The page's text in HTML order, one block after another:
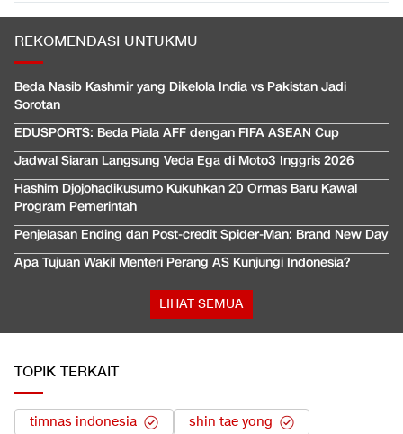
REKOMENDASI UNTUKMU
Beda Nasib Kashmir yang Dikelola India vs Pakistan Jadi
Sorotan
EDUSPORTS: Beda Piala AFF dengan FIFA ASEAN Cup
Jadwal Siaran Langsung Veda Ega di Moto3 Inggris 2026
Hashim Djojohadikusumo Kukuhkan 20 Ormas Baru Kawal
Program Pemerintah
Penjelasan Ending dan Post-credit Spider-Man: Brand New Day
Apa Tujuan Wakil Menteri Perang AS Kunjungi Indonesia?
LIHAT SEMUA
TOPIK TERKAIT
timnas indonesia
shin tae yong